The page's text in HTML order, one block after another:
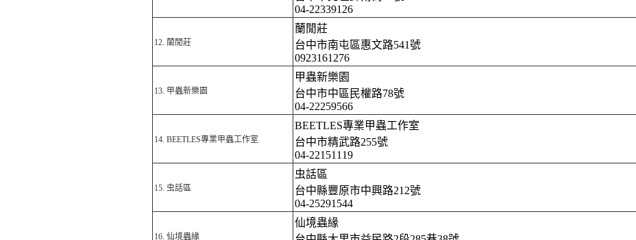
04-22339126
12. 蘭閒莊
蘭閒莊
台中市南屯區惠文路541號
0923161276
13. 甲蟲新樂園
甲蟲新樂園
台中市中區民權路78號
04-22259566
14. BEETLES專業甲蟲工作室
BEETLES專業甲蟲工作室
台中市精武路255號
04-22151119
15. 虫話區
虫話區
台中縣豐原市中興路212號
04-25291544
16. 仙境蟲緣
仙境蟲緣